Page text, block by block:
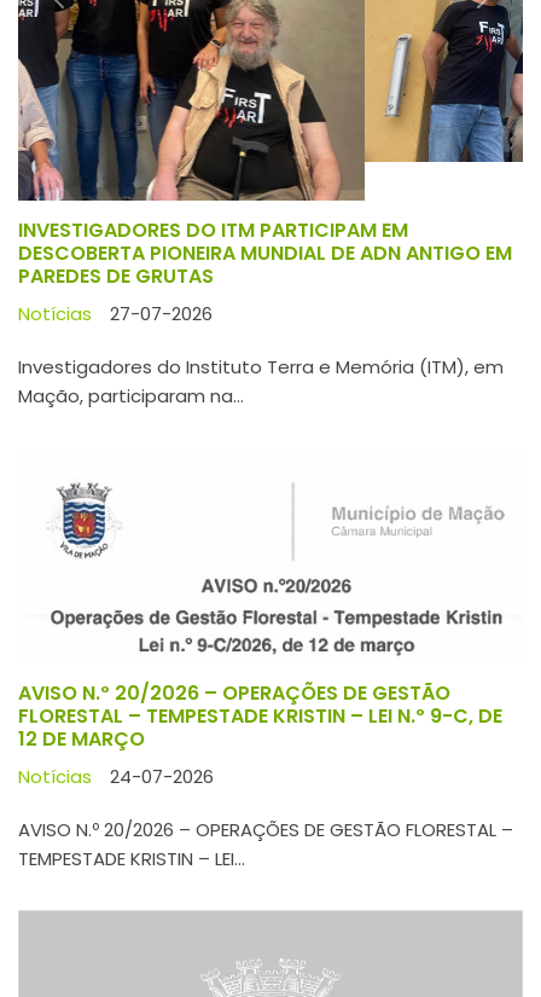
INVESTIGADORES DO ITM PARTICIPAM EM
PAREDES DE GRUTAS
Notícias 27-07-2026
Investigadores do Instituto Terra e Memória (ITM), em
Mação, participaram na...
AVISO N.º 20/2026 – OPERAÇÕES DE GESTÃO
FLORESTAL – TEMPESTADE KRISTIN – LEI N.º 9-C, DE
12 DE MARÇO
Notícias 24-07-2026
AVISO N.º 20/2026 – OPERAÇÕES DE GESTÃO FLORESTAL –
TEMPESTADE KRISTIN – LEI...